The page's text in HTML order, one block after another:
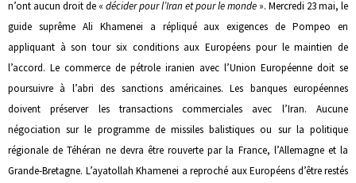
n’ont aucun droit de « décider pour l’Iran et pour le monde ». Mercredi 23 mai, le
guide suprême Ali Khamenei a répliqué aux exigences de Pompeo en
appliquant à son tour six conditions aux Européens pour le maintien de
l’accord. Le commerce de pétrole iranien avec l’Union Européenne doit se
poursuivre à l’abri des sanctions américaines. Les banques européennes
doivent préserver les transactions commerciales avec l’Iran. Aucune
négociation sur le programme de missiles balistiques ou sur la politique
régionale de Téhéran ne devra être rouverte par la France, l’Allemagne et la
Grande-Bretagne. L’ayatollah Khamenei a reproché aux Européens d’être restés